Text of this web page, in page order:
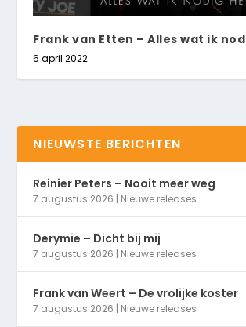
Frank van Etten – Alles wat ik
6 april 2022
NIEUWSTE BERICHTEN
Reinier Peters – Nooit meer weg
7 augustus 2026 | Nieuwe releases
Derymie – Dicht bij mij
7 augustus 2026 | Nieuwe releases
Frank van Weert – De vrolijke koster
7 augustus 2026 | Nieuwe releases